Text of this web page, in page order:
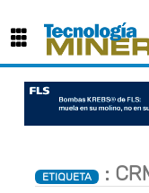
ETIQUETA :